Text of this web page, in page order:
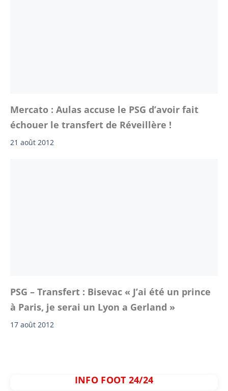
Mercato : Aulas accuse le PSG d’avoir fait
échouer le transfert de Réveillère !
21 août 2012
PSG – Transfert : Bisevac « J’ai été un prince
à Paris, je serai un Lyon a Gerland »
17 août 2012
INFO FOOT 24/24